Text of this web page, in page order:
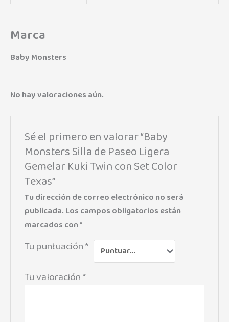
Marca
Baby Monsters
No hay valoraciones aún.
Sé el primero en valorar “Baby
Monsters Silla de Paseo Ligera
Gemelar Kuki Twin con Set Color
Texas”
Tu dirección de correo electrónico no será
publicada.Los campos obligatorios están
marcados con*
Tu puntuación*
Tu valoración*